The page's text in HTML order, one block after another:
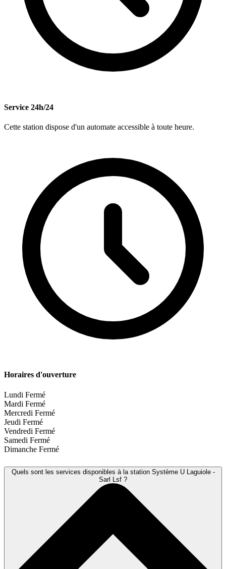
Service 24h/24
Cette station dispose d'un automate accessible à toute heure.
Horaires d'ouverture
Lundi Fermé
Mardi Fermé
Mercredi Fermé
Jeudi Fermé
Vendredi Fermé
Samedi Fermé
Dimanche Fermé
Quels sont les services disponibles à la station Système U Laguiole -
Sarl Lsf ?